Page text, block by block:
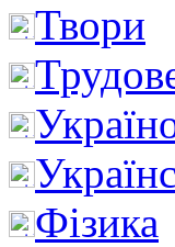
Твори
Фізика